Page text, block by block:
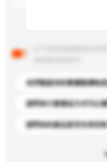
你們能提供的最優惠價格是
請問有什麼運送方式可以選
請問你的產品是否支持定制